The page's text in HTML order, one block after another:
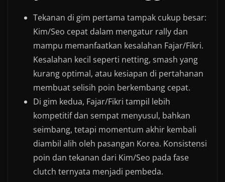
Tekanan di gim pertama tampak cukup besar:
Kim/Seo cepat dalam mengatur rally dan
mampu memanfaatkan kesalahan Fajar/Fikri.
Kesalahan kecil seperti netting, smash yang
kurang optimal, atau kesiapan di pertahanan
membuat selisih poin berkembang cepat.
Di gim kedua, Fajar/Fikri tampil lebih
kompetitif dan sempat menyusul, bahkan
seimbang, tetapi momentum akhir kembali
diambil alih oleh pasangan Korea. Konsistensi
poin dan tekanan dari Kim/Seo pada fase
clutch ternyata menjadi pembeda.